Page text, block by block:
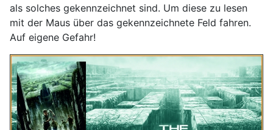
als solches gekennzeichnet sind. Um diese zu lesen
mit der Maus über das gekennzeichnete Feld fahren.
Auf eigene Gefahr!